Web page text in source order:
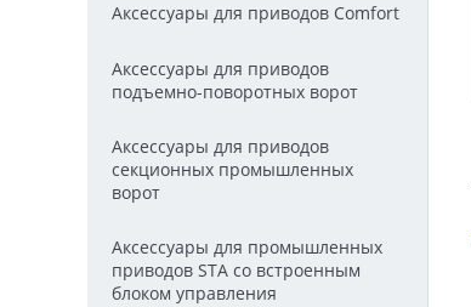
Аксессуары для приводов Comfort
Аксессуары для приводов
подъемно-поворотных ворот
Аксессуары для приводов
секционных промышленных
ворот
Аксессуары для промышленных
приводов STA со встроенным
блоком управления